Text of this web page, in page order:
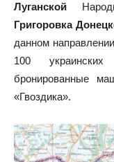
Луганской
Григоровка
данном
100
бронированные
«Гвоздика».